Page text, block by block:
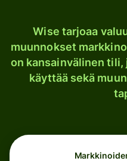
Wise tarjoaa
muunnokset
on kansainvälinen tili,
käyttää sekä